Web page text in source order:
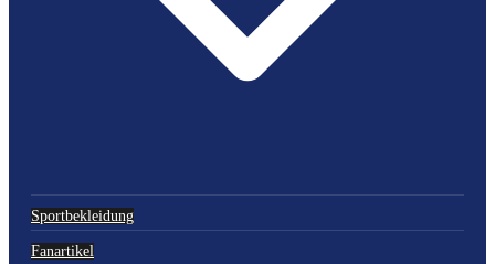
Sportbekleidung
Fanartikel